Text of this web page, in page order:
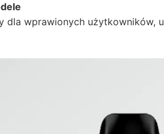
dla wprawionych użytkowników,